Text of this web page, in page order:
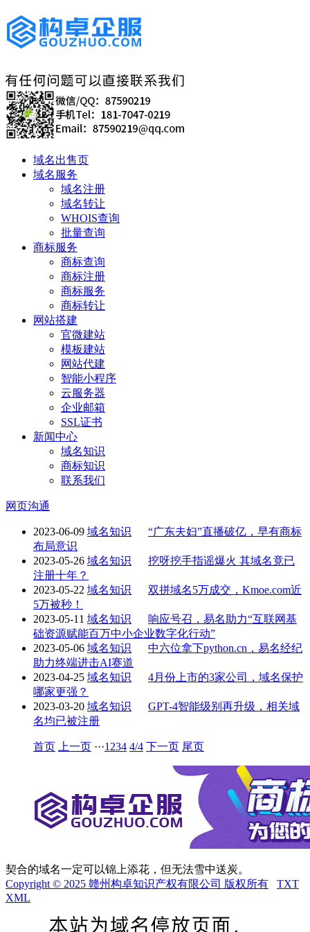
域名出售页
域名服务
域名注册
域名转让
WHOIS查询
批量查询
商标服务
商标查询
商标注册
商标服务
商标转让
网站搭建
官微建站
模板建站
网站代建
智能小程序
云服务器
企业邮箱
SSL证书
新闻中心
域名知识
商标知识
联系我们
网页沟通
2023-06-09 域名知识
“广东夫妇”直播破亿，早有商标
布局意识
2023-05-26 域名知识
挖呀挖手指谣爆火 其域名竟已
注册十年？
2023-05-22 域名知识
双拼域名5万成交，Kmoe.com近
5万被秒！
2023-05-11 域名知识
响应号召，易名助力“互联网基
础资源赋能百万中小企业数字化行动”
2023-05-06 域名知识
中六位拿下python.cn，易名经纪
助力终端进击AI赛道
2023-04-25 域名知识
4月份上市的3家公司，域名保护
哪家更强？
2023-03-20 域名知识
GPT-4智能级别再升级，相关域
名均已被注册
首页 上一页 ···1 234 4/4 下一页 尾页
契合的域名一定可以锦上添花，但无法雪中送炭。
Copyright © 2025 赣州构卓知识产权有限公司 版权所有
TXT
XML